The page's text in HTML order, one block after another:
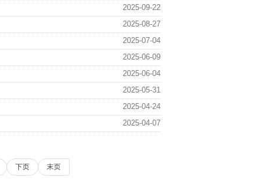
2025-09-22
2025-08-27
2025-07-04
2025-06-09
2025-06-04
2025-05-31
2025-04-24
2025-04-07
下页 末页